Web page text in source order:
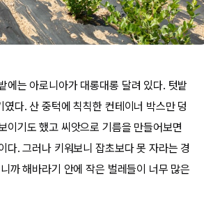
에는 아로니아가 대롱대롱 달려 있다. 텃밭
다. 산 중턱에 칙칙한 컨테이너 박스만 덩
이기도 했고 씨앗으로 기름을 만들어보면
다. 그러나 키워보니 잡초보다 못 자라는 경
까 해바라기 안에 작은 벌레들이 너무 많은